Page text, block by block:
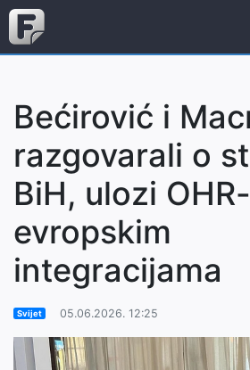
Bećirović i
razgovarali o
BiH, ulozi
evropskim
integracijama
Svijet 05.06.2026. 12:25